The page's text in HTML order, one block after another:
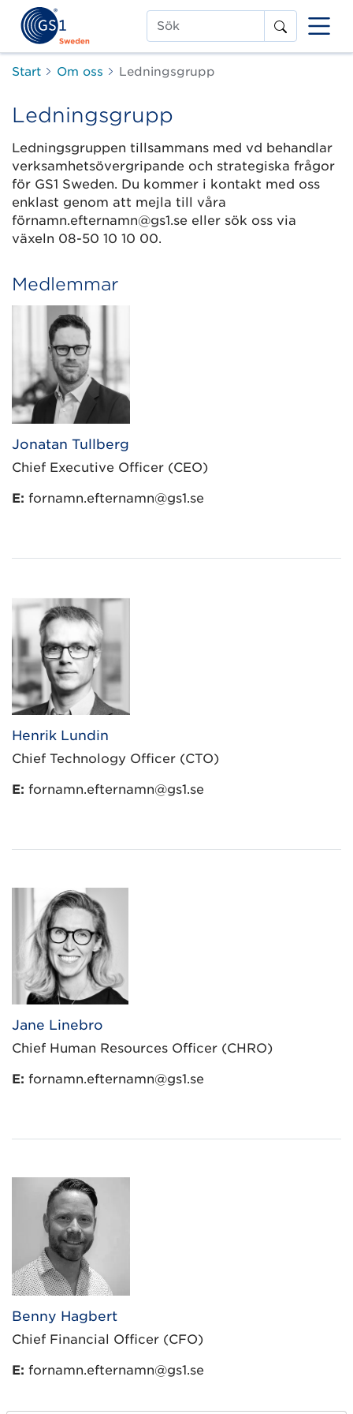
Sök
Start Om oss Ledningsgrupp
Ledningsgrupp
Ledningsgruppen tillsammans med vd behandlar
verksamhetsövergripande och strategiska frågor
för GS1 Sweden. Du kommer i kontakt med oss
enklast genom att mejla till våra
förnamn.efternamn@gs1.se eller sök oss via
växeln 08-50 10 10 00.
Medlemmar
Jonatan Tullberg
Chief Executive Officer (CEO)
E: fornamn.efternamn@gs1.se
Henrik Lundin
Chief Technology Officer (CTO)
E: fornamn.efternamn@gs1.se
Jane Linebro
Chief Human Resources Officer (CHRO)
E: fornamn.efternamn@gs1.se
Benny Hagbert
Chief Financial Officer (CFO)
E: fornamn.efternamn@gs1.se